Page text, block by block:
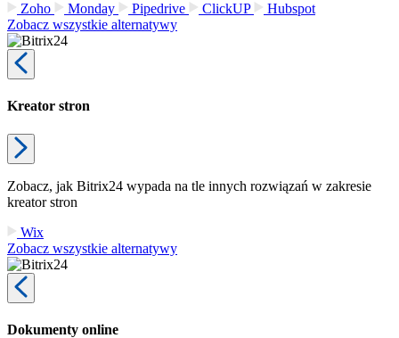
Zoho
Monday Pipedrive ClickUP
Hubspot
Zobacz wszystkie alternatywy
Kreator stron
Zobacz, jak Bitrix24 wypada na tle innych rozwiązań w zakresie
kreator stron
Wix
Zobacz wszystkie alternatywy
Dokumenty online